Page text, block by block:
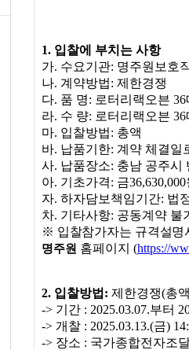
1. 입찰에 부치는 사항
가. 수요기관: 명주원보호
나. 계약방법: 제한경쟁
다. 품 명: 로터리랙오븐 36
라. 수 량: 로터리랙오븐 36
마. 입찰방법: 총액
바. 납품기한: 계약 체결일
사. 납품장소: 충남 공주시
아. 기초가격: 금36,630,000
자. 하자담보책임기간: 법
차. 기타사항: 공동계약 불
※ 입찰참가자는 규격설
명주원 홈페이지 (https://
2. 입찰방법 : 제한경쟁(총
-> 기간 : 2025.03.07.부터
-> 개찰 : 2025.03.13.(금)
-> 장소 : 국가종합전자조